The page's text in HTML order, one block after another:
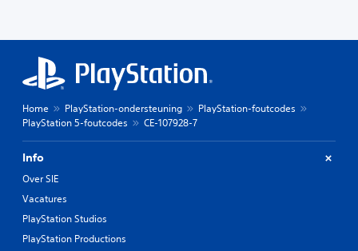
Home PlayStation-ondersteuning
PlayStation-foutcodes
PlayStation 5-foutcodes
CE-107928-7
Info
Over SIE
Vacatures
PlayStation Studios
PlayStation Productions